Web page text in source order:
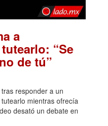
a
“Se
de tú”
responder a un
mientras ofrecía
desató un debate en